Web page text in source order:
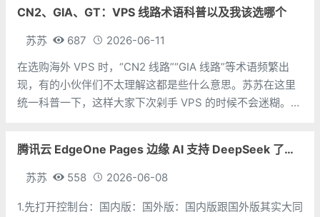
其他教程
CN2、GIA、GT：VPS 线路术语科普以及我该选哪个
苏苏 687
2026-06-11
在选购海外 VPS 时，“CN2 线路”“GIA 线路”等术语频繁出
现，有的小伙伴们不太理解这都是些什么意思。苏苏在这里
统一科普一下，这样大家下次剁手 VPS 的时候不会迷糊。
腾讯云 EdgeOne Pages 边缘 AI 支持 DeepSeek 了，快来白嫖
苏苏 558 2026-06-08
1.先打开控制台：国内版：国外版：国内版跟国外版其实大同